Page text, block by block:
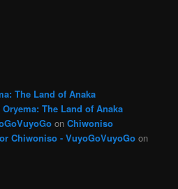
The Land of Anaka
Oryema: The Land of Anaka
onChiwoniso
Chiwoniso - VuyoGoVuyoGo on